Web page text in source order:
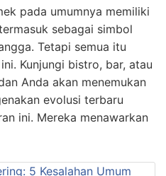
pada umumnya memiliki
sebagai simbol
Tetapi semua itu
Kunjungi bistro, bar, atau
Anda akan menemukan
evolusi terbaru
ini. Mereka menawarkan